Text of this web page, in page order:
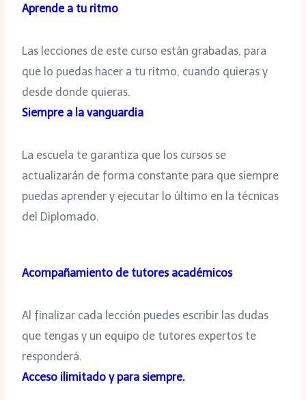
Aprende a tu ritmo
Las lecciones de este curso están grabadas, para
que lo puedas hacer a tu ritmo, cuando quieras y
desde donde quieras.
Siempre a la vanguardia
La escuela te garantiza que los cursos se
actualizarán de forma constante para que siempre
puedas aprender y ejecutar lo último en la técnicas
del Diplomado.
Acompañamiento de tutores académicos
Al finalizar cada lección puedes escribir las dudas
que tengas y un equipo de tutores expertos te
responderá.
Acceso ilimitado y para siempre.